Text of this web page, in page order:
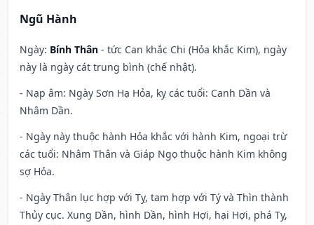
Ngũ Hành
Ngày: Bính Thân - tức Can khắc Chi (Hỏa khắc Kim), ngày
này là ngày cát trung bình (chế nhật).
- Nạp âm: Ngày Sơn Hạ Hỏa, kỵ các tuổi: Canh Dần và
Nhâm Dần.
- Ngày này thuộc hành Hỏa khắc với hành Kim, ngoại trừ
các tuổi: Nhâm Thân và Giáp Ngọ thuộc hành Kim không
sợ Hỏa.
- Ngày Thân lục hợp với Tỵ, tam hợp với Tý và Thìn thành
Thủy cục. Xung Dần, hình Dần, hình Hợi, hại Hợi, phá Tỵ,